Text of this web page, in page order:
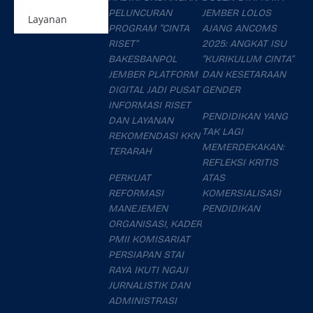
Layanan
PELUNCURAN
PROGRAM “CINTA
RISET”
BAKESBANPOL
JEMBER PLATFORM
DIGITAL JADI PUSAT
INFORMASI RISET
DAN LAYANAN
REKOMENDASI KKN
TERARAH
PERKUAT
REFORMASI
MANEJEMEN
ORGANISASI, KADER
PMII KOMISARIAT
PERSIAPAN STAI
RAYA IKUTI NGAJI
JURNALISTIK DAN
ADMINISTRASI
JEMBER LOLOS
AJANG ANCOMS
2025: ANGKAT ISU
“KURIKULUM CINTA”
DAN KESETARAAN
GENDER
PENDIDIKAN YANG
TAK LAGI
MEMERDEKAKAN:
REFLEKSI KRITIS
ATAS
KOMERSIALISASI
PENDIDIKAN